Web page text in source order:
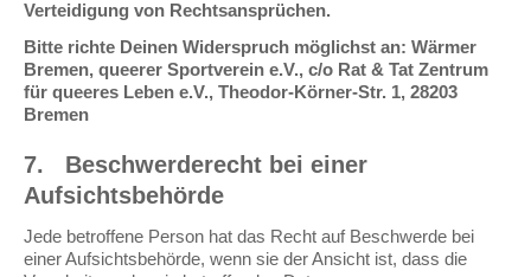
Verteidigung von Rechtsansprüchen.
Bitte richte Deinen Widerspruch möglichst an: Wärmer
Bremen, queerer Sportverein e.V., c/o Rat & Tat Zentrum
für queeres Leben e.V., Theodor-Körner-Str. 1, 28203
Bremen
7. Beschwerderecht bei einer
Aufsichtsbehörde
Jede betroffene Person hat das Recht auf Beschwerde bei
einer Aufsichtsbehörde, wenn sie der Ansicht ist, dass die